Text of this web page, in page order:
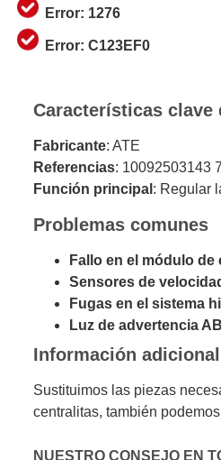
Error: 1276
Error: C123EF0
Características clave
Fabricante: ATE
Referencias: 10092503143
Función principal : Regular
Problemas comunes
Fallo en el módulo
Sensores de
Fugas en el sistema
Luz de advertencia
Información adicional
Sustituimos las piezas
centralitas, también
NUESTRO CONSEJO EN